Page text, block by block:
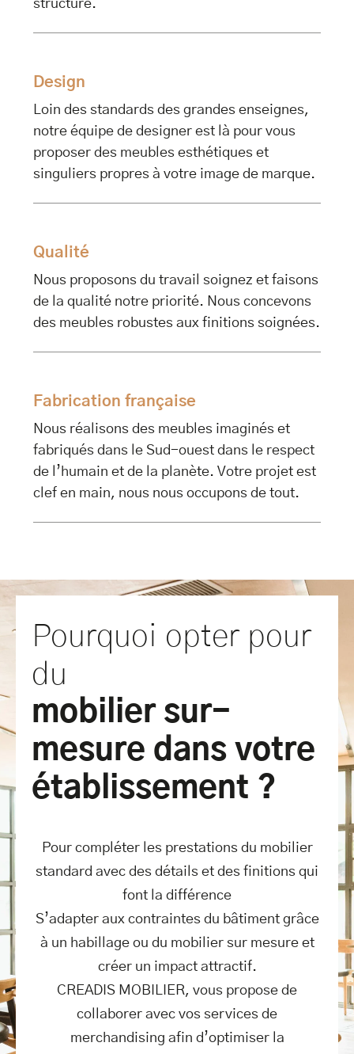
structure.
Design
Loin des standards des grandes enseignes,
notre équipe de designer est là pour vous
proposer des meubles esthétiques et
singuliers propres à votre image de marque.
Qualité
Nous proposons du travail soignez et faisons
de la qualité notre priorité. Nous concevons
des meubles robustes aux finitions soignées.
Fabrication française
Nous réalisons des meubles imaginés et
fabriqués dans le Sud-ouest dans le respect
de l’humain et de la planète. Votre projet est
clef en main, nous nous occupons de tout.
Pourquoi opter pour
du
mobilier sur-
mesure dans votre
établissement ?
Pour compléter les prestations du mobilier
standard avec des détails et des finitions qui
font la différence
S’adapter aux contraintes du bâtiment grâce
à un habillage ou du mobilier sur mesure et
créer un impact attractif.
CREADIS MOBILIER, vous propose de
collaborer avec vos services de
merchandising afin d’optimiser la